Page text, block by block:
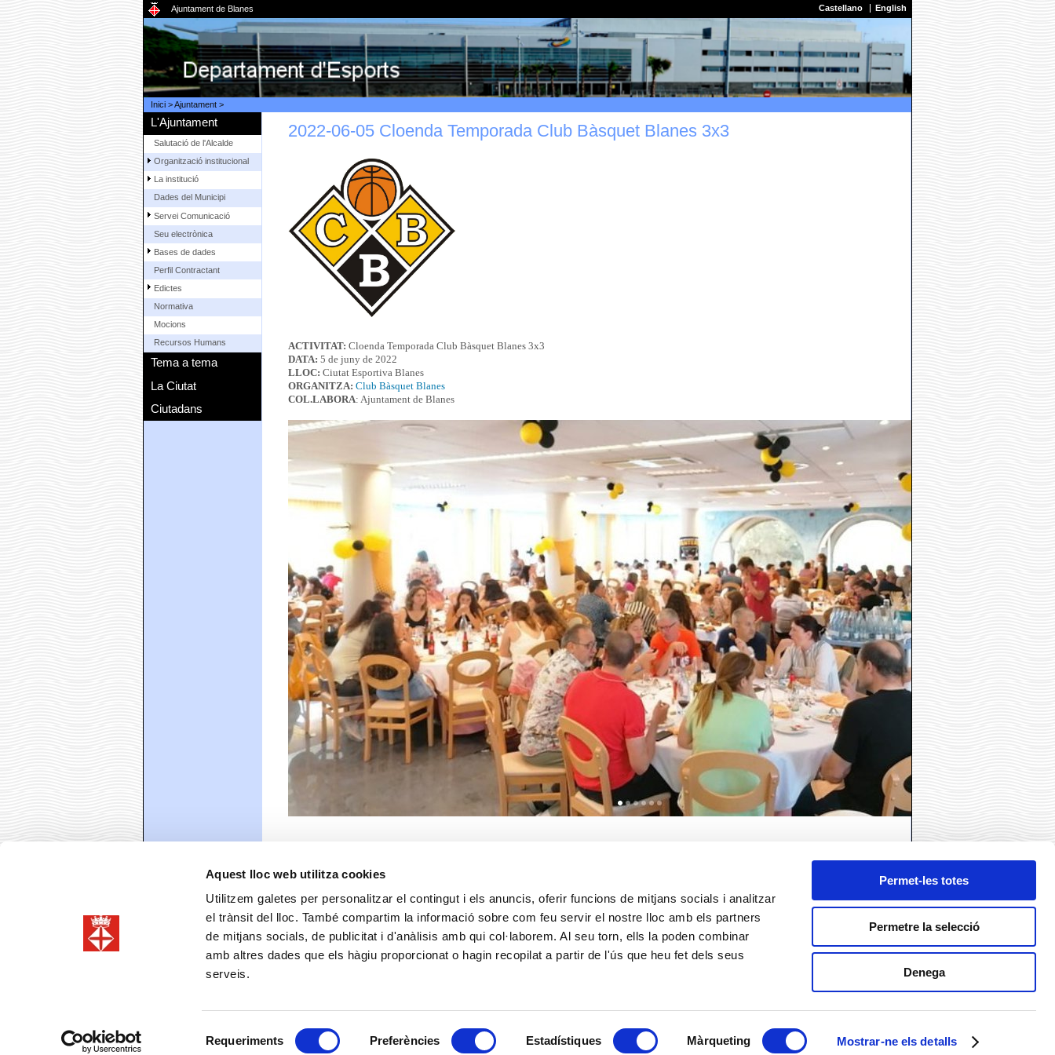
Aquest lloc web utilitza cookies
Utilitzem galetes per personalitzar el contingut i els anuncis, oferir funcions de mitjans socials i analitzar
el trànsit del lloc. També compartim la informació sobre com feu servir el nostre lloc amb els partners
de mitjans socials, de publicitat i d'anàlisis amb qui col·laborem. Al seu torn, ells la poden combinar
amb altres dades que els hàgiu proporcionat o hagin recopilat a partir de l'ús que heu fet dels seus
serveis.
Requeriments Preferències Estadístiques Màrqueting Mostrar-ne els detalls
Permet-les totes
Permetre la selecció
Denega
Ajuntament de Blanes Castellano English
Inici>Ajuntament>
L'Ajuntament
Salutació de l'Alcalde
Organització institucional
La institució
Dades del Municipi
Servei Comunicació
Seu electrònica
Bases de dades
Perfil Contractant
Edictes
Normativa
Mocions
Recursos Humans
Tema a tema
La Ciutat
Ciutadans
2022-06-05 Cloenda Temporada Club Bàsquet Blanes 3x3
ACTIVITAT: Cloenda Temporada Club Bàsquet Blanes 3x3
DATA: 5 de juny de 2022
LLOC: Ciutat Esportiva Blanes
ORGANITZA: Club Bàsquet Blanes
COL.LABORA: Ajuntament de Blanes
Correu de contacte
Bones pràctiques comunicació
© Ajuntament de Blanes |
Protecció de dades|Avís Legal|
Política de cookies